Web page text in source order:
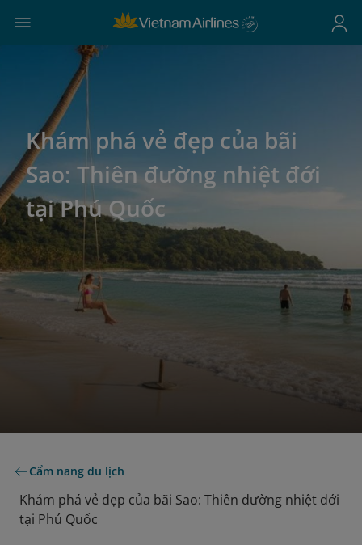
Khám phá vẻ đẹp của bãi
Sao: Thiên đường nhiệt đới
tại Phú Quốc
Cẩm nang du lịch
Khám phá vẻ đẹp của bãi Sao: Thiên đường nhiệt đới
tại Phú Quốc